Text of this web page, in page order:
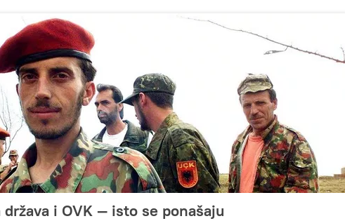
država i OVK — isto se ponašaju